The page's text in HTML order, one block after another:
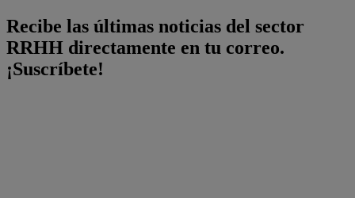
Recibe las últimas noticias del sector
RRHH directamente en tu correo.
¡Suscríbete!